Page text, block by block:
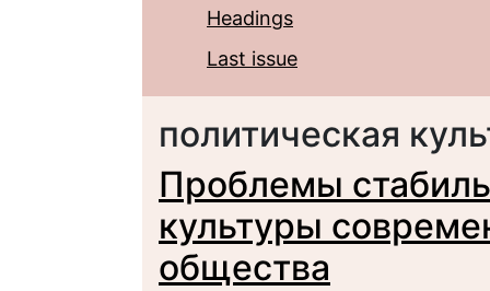
Headings
Last issue
политическая
Проблемы
культуры
общества